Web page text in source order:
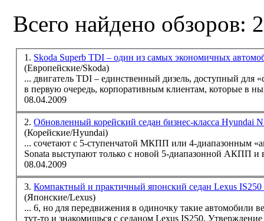
Всего найдено обзоров:
1. Skoda Superb TDI – один из самых экономичных
(Европейские/Skoda)
... двигатель TDI – единственный дизель, доступный для «
в первую очередь, корпоративным клиентам, которые в
08.04.2009
2.Обновленный корейский седан бизнес-класса Hyundai
(Корейские/Hyundai)
... сочетают с 5-ступенчатой МКПП или 4-диапазонным
08.04.2009
3.Компактный и практичный японский седан Lexus IS250
(Японские/Lexus)
... 6, но для передвижения в одиночку такие автомобили
тут-то и знакомишься сседан
ом Lexus IS250.